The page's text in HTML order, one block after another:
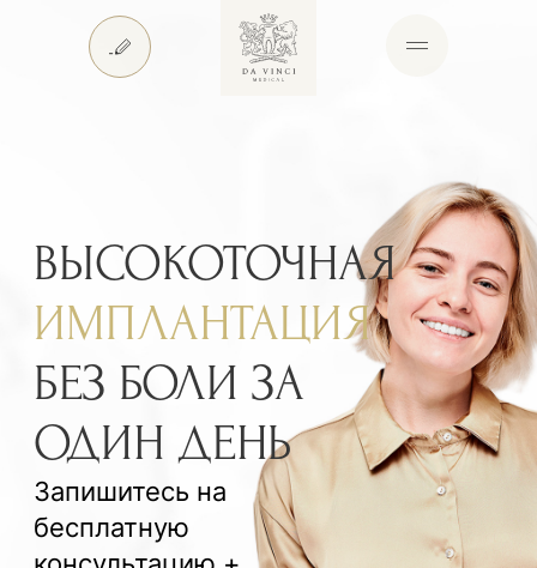
БЕЗ БОЛИ ЗА
ОДИН ДЕНЬ
бесплатную
консультацию +
рентген
Записаться на консультацию